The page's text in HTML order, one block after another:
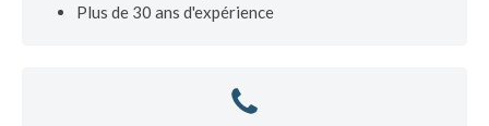
Plus de 30 ans d'expérience